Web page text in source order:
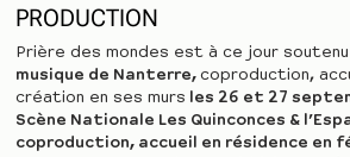
PRODUCTION
Prière des mondes est à ce jour soutenu
musique de Nanterre, coproduction,
création en ses murs les 26 et 27
Scène Nationale Les Quinconces &
coproduction, accueil en résidence en